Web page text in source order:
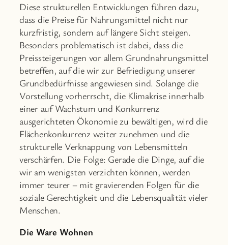
Diese strukturellen Entwicklungen führen dazu,
dass die Preise für Nahrungsmittel nicht nur
kurzfristig, sondern auf längere Sicht steigen.
Besonders problematisch ist dabei, dass die
Preissteigerungen vor allem Grundnahrungsmittel
betreffen, auf die wir zur Befriedigung unserer
Grundbedürfnisse angewiesen sind. Solange die
Vorstellung vorherrscht, die Klimakrise innerhalb
einer auf Wachstum und Konkurrenz
ausgerichteten Ökonomie zu bewältigen, wird die
Flächenkonkurrenz weiter zunehmen und die
strukturelle Verknappung von Lebensmitteln
verschärfen. Die Folge: Gerade die Dinge, auf die
wir am wenigsten verzichten können, werden
immer teurer – mit gravierenden Folgen für die
soziale Gerechtigkeit und die Lebensqualität vieler
Menschen.
Die Ware Wohnen